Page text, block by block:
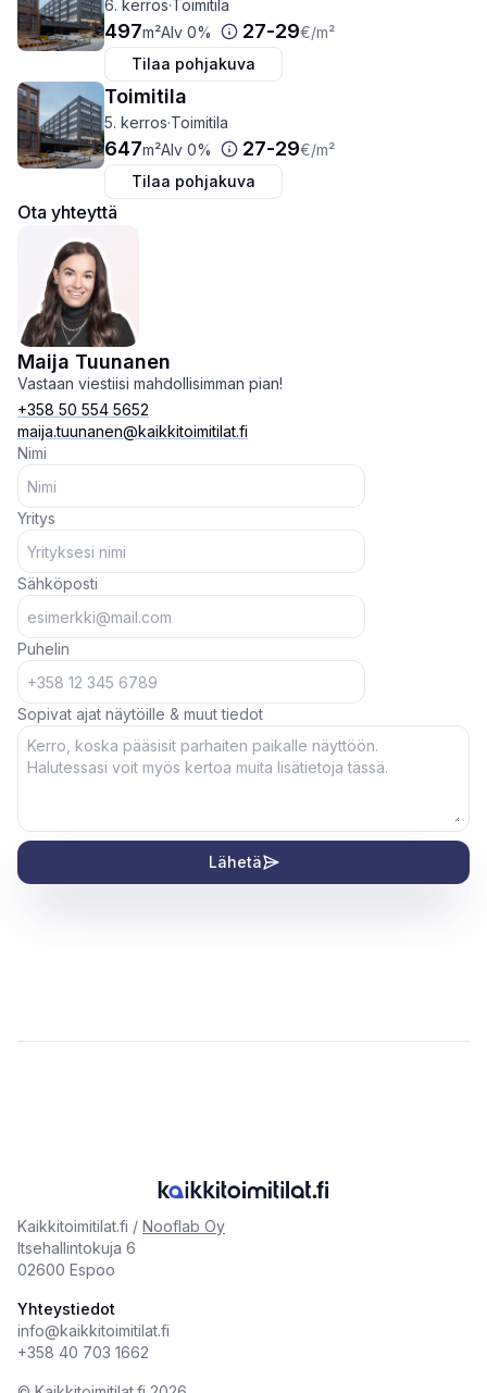
6. kerros·Toimitila
497m²Alv 0% 27-29€/m²
Tilaa pohjakuva
Toimitila
5. kerros·Toimitila
647m²Alv 0% 27-29€/m²
Tilaa pohjakuva
Ota yhteyttä
Maija Tuunanen
Vastaan viestiisi mahdollisimman pian!
+358 50 554 5652
maija.tuunanen@kaikkitoimitilat.fi
Nimi
Yritys
Sähköposti
Puhelin
Sopivat ajat näytöille & muut tiedot
Lähetä
Kaikkitoimitilat.fi / Nooflab Oy
Itsehallintokuja 6
02600 Espoo
Yhteystiedot
info@kaikkitoimitilat.fi
+358 40 703 1662